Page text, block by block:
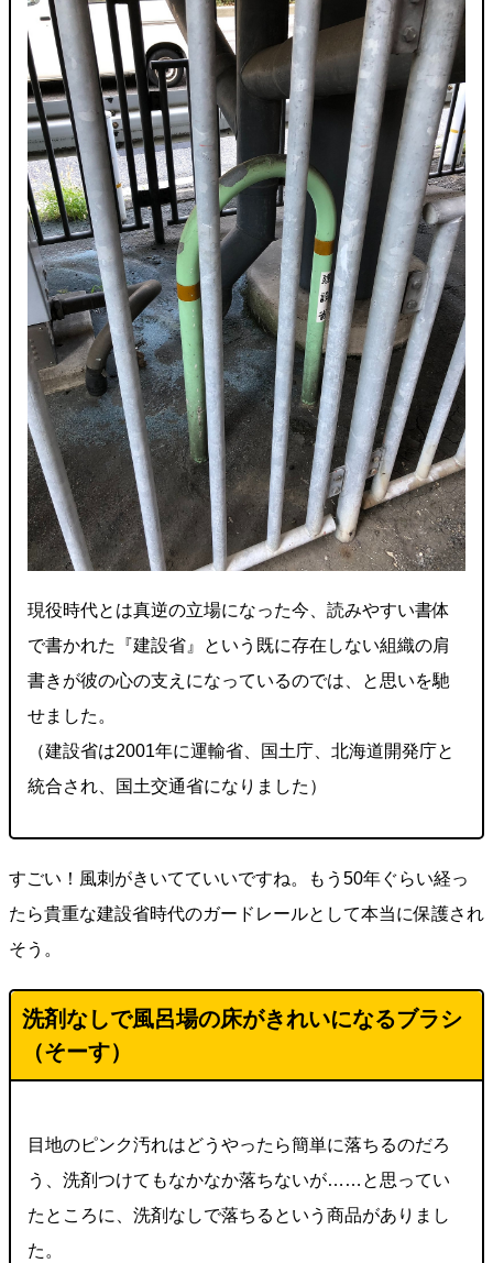
現役時代とは真逆の立場になった今、読みやすい書体
で書かれた『建設省』という既に存在しない組織の肩
書きが彼の心の支えになっているのでは、と思いを馳
せました。
（建設省は2001年に運輸省、国土庁、北海道開発庁と
統合され、国土交通省になりました）
すごい！風刺がきいてていいですね。もう50年ぐらい経っ
たら貴重な建設省時代のガードレールとして本当に保護され
そう。
洗剤なしで風呂場の床がきれいになるブラシ
（そーす）
目地のピンク汚れはどうやったら簡単に落ちるのだろ
う、洗剤つけてもなかなか落ちないが……と思ってい
たところに、洗剤なしで落ちるという商品がありまし
た。